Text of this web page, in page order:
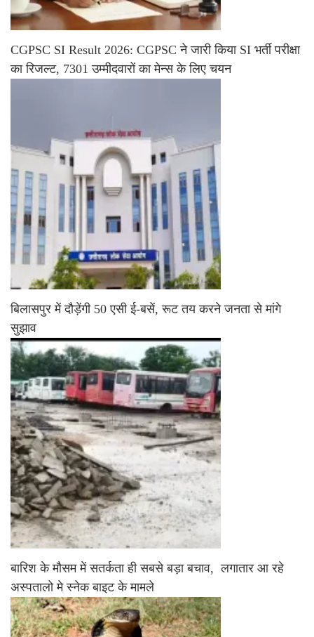
CGPSC SI Result 2026: CGPSC ने जारी किया SI भर्ती परीक्षा
का रिजल्ट, 7301 उम्मीदवारों का मेन्स के लिए चयन
बिलासपुर में दौड़ेंगी 50 एसी ई-बसें, रूट तय करने जनता से मांगे
सुझाव
बारिश के मौसम में सतर्कता ही सबसे बड़ा बचाव, लगातार आ रहे
अस्पतालो मे स्नेक बाइट के मामले